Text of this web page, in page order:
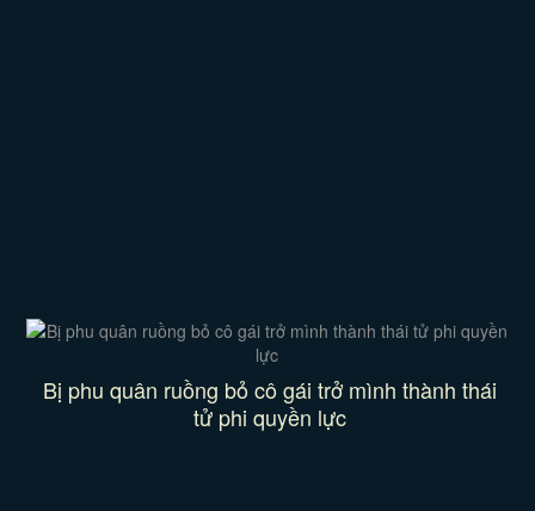
Bị phu quân ruồng bỏ cô gái trở mình thành thái
tử phi quyền lực